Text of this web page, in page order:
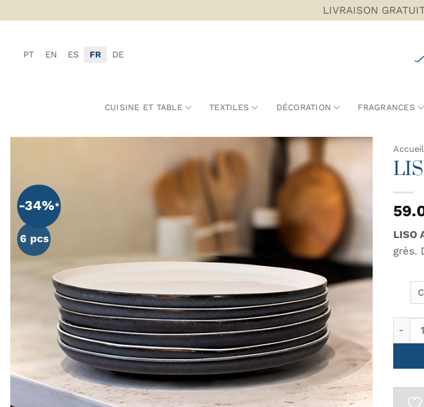
au
LIVRAISON
PT EN ES FR DE
CUISINE ET TABLE TEXTILES DÉCORATION FRAGRANCES
-34%
6 pcs
AJOUTER
SOUHAITS
Accueil
LISO
grès.